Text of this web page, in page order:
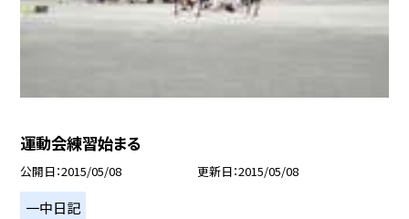
運動会練習始まる
公開日 2015/05/08 更新日 2015/05/08
一中日記